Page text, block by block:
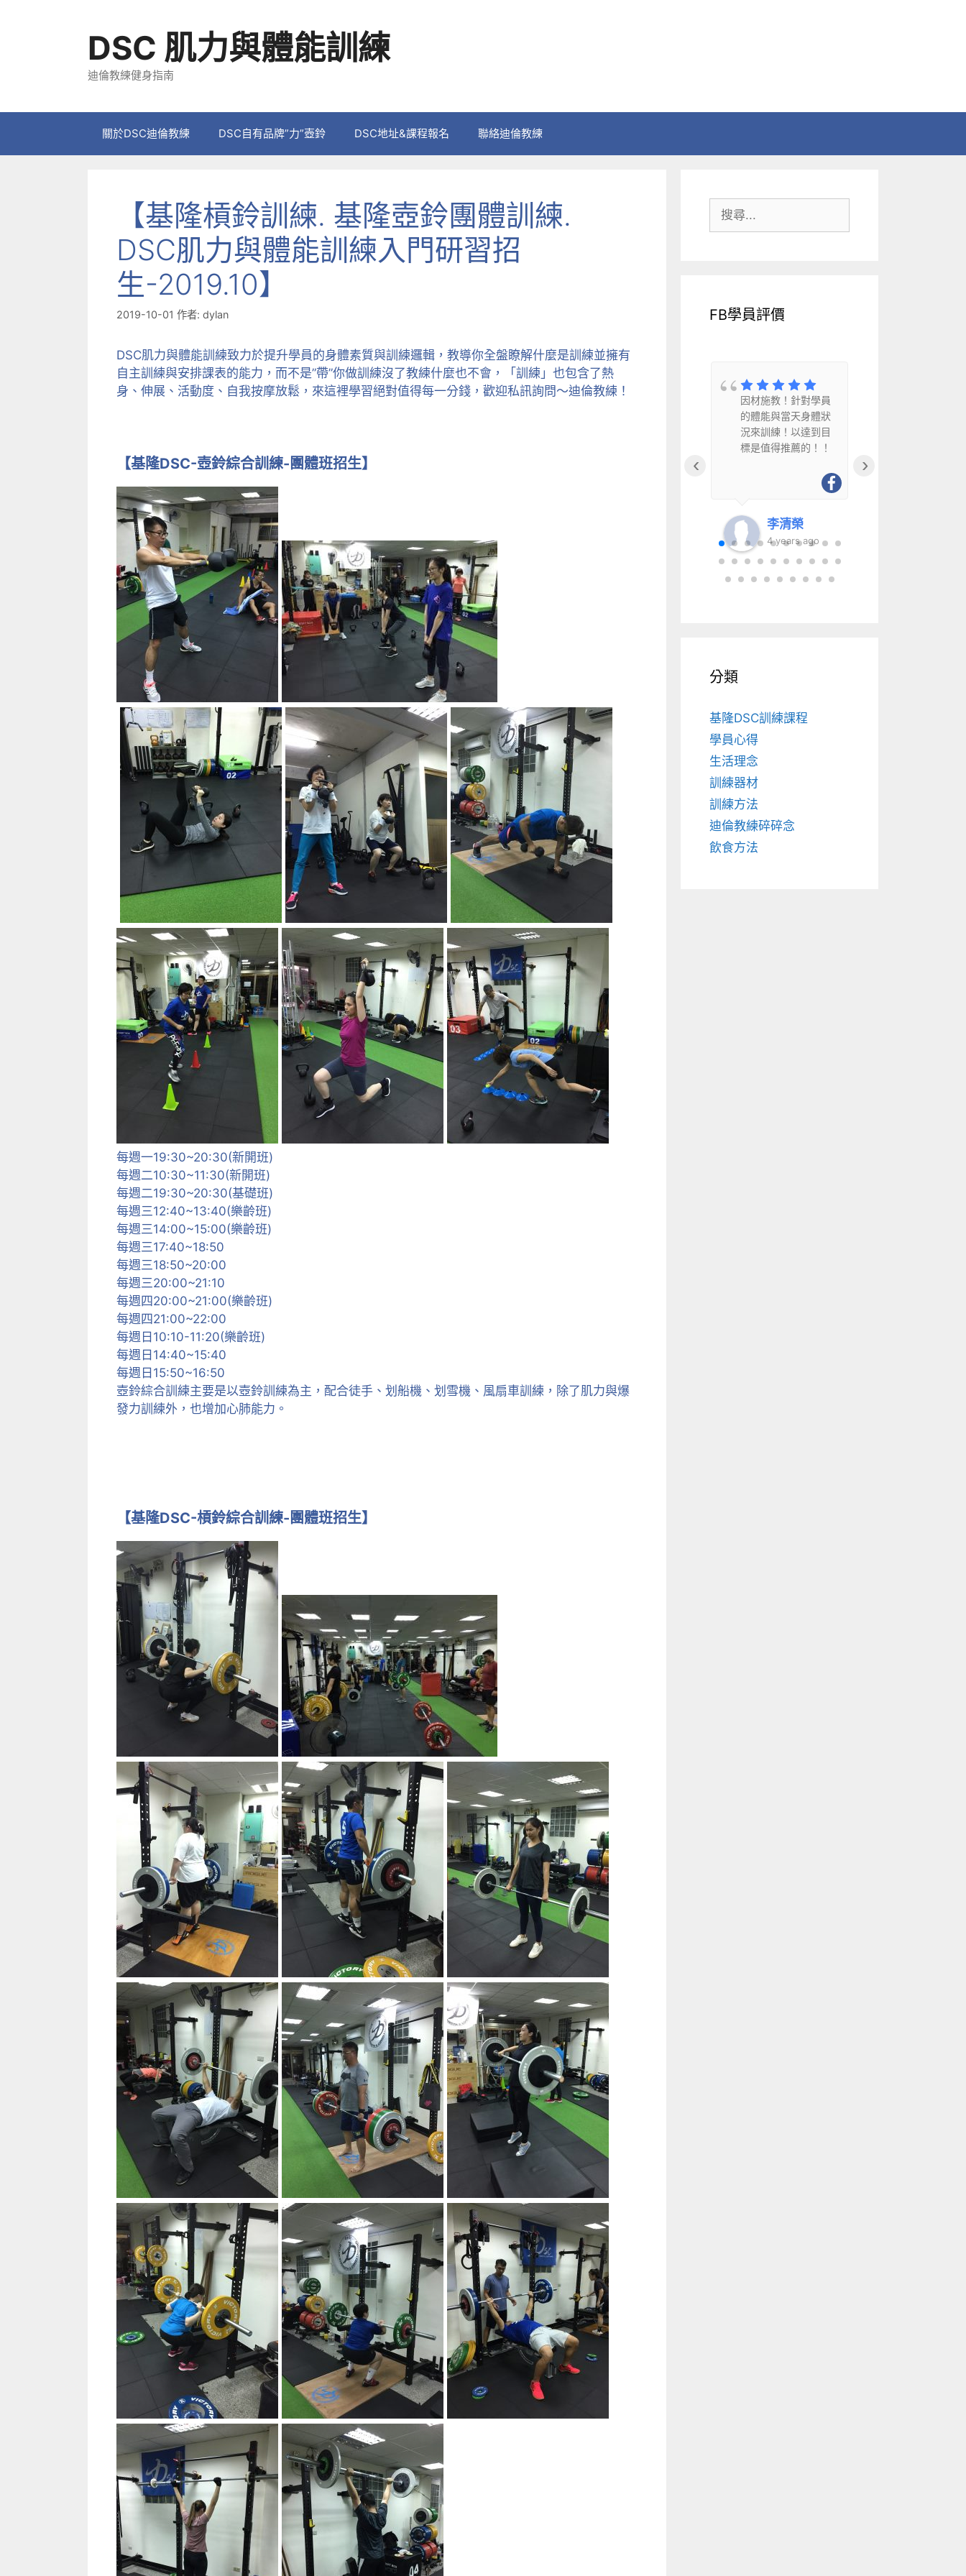
DSC 肌力與體能訓練
迪倫教練健身指南
關於DSC迪倫教練 DSC自有品牌”力”壺鈴 DSC地址&課程報名 聯絡迪倫教練
【基隆槓鈴訓練. 基隆壺鈴團體訓練.
DSC肌力與體能訓練入門研習招
生-2019.10】
2019-10-01 作者: dylan
­DSC肌力與體能訓練致力於提升學員的身體素質與訓練邏輯，教導你全盤瞭解什麼是訓練並擁有
自主訓練與安排課表的能力，而不是”帶”你做訓練沒了教練什麼也不會，「訓練」也包含了熱
身、伸展、活動度、自我按摩放鬆，來這裡學習絕對值得每一分錢，歡迎私訊詢問～迪倫教練！
【基隆DSC-壺鈴綜合訓練-團體班招生】
每週一19:30~20:30(新開班)
每週二10:30~11:30(新開班)
每週二19:30~20:30(基礎班)
每週三12:40~13:40(樂齡班)
每週三14:00~15:00(樂齡班)
每週三17:40~18:50
每週三18:50~20:00
每週三20:00~21:10
每週四20:00~21:00(樂齡班)
每週四21:00~22:00
每週日10:10-11:20(樂齡班)
每週日14:40~15:40
每週日15:50~16:50
壺鈴綜合訓練主要是以壺鈴訓練為主，配合徒手、划船機、划雪機、風扇車訓練，除了肌力與爆
發力訓練外，也增加心肺能力。
【基隆DSC-槓鈴綜合訓練-團體班招生】
尋:
FB學員評價
超專業又熱心的教
因材施教！針對學員
的體能與當天身體狀
況來訓練！以達到目
標是值得推薦的！！
李清榮
4 years ago
‹ ›
分類
基隆DSC訓練課程
學員心得
生活理念
訓練器材
訓練方法
迪倫教練碎碎念
飲食方法